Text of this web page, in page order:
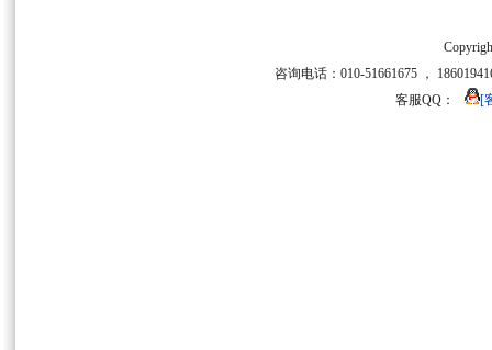
咨询电话：010-51661675 ，
客服QQ：
[